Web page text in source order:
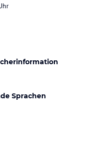
Sprachen